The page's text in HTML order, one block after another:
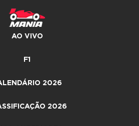
AO VIVO
F1
2026
2026